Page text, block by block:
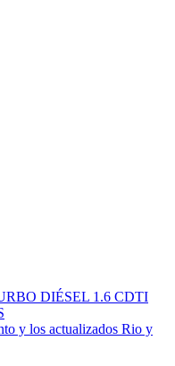
DIÉSEL 1.6 CDTI
y los actualizados Rio y